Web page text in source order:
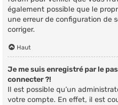
également possible que le
une erreur de configuration de
corriger.
Haut
Je me suis enregistré par le
connecter ?!
Il est possible qu’un
votre compte. En effet, il est